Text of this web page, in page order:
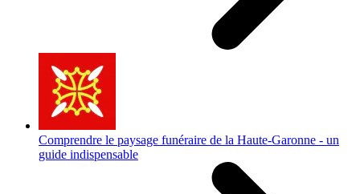
Comprendre le paysage funéraire de la Haute-Garonne - un
guide indispensable